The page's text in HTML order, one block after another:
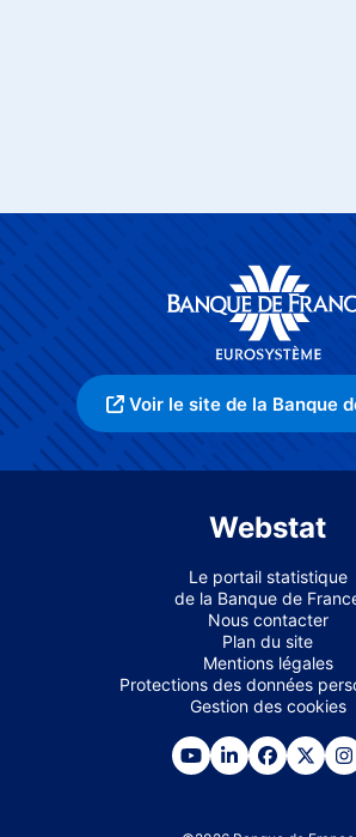
Voir le site de la Banque
Webstat
Le portail statistique
de la Banque de
Nous contacter
Plan du site
Mentions légales
Protections des données
Gestion des cookies